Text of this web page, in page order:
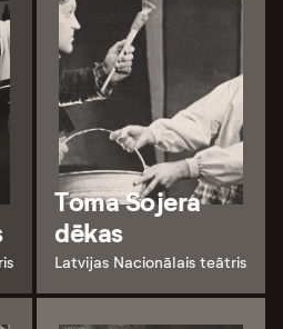
Toma Sojera
dēkas
Latvijas Nacionālais teātris